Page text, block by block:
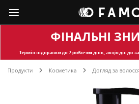
ФІНАЛЬНІ
Термін відправкидо 7 робочих днів, акція діє до
Продукти Косметика Догляд за